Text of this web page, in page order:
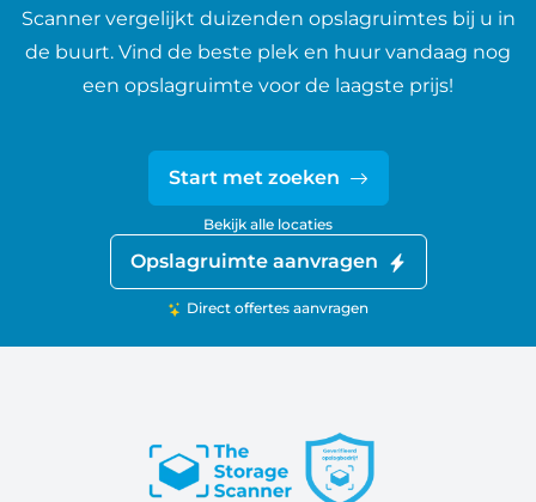
Scanner vergelijkt duizenden opslagruimtes bij u in
de buurt. Vind de beste plek en huur vandaag nog
een opslagruimte voor de laagste prijs!
Start met zoeken
Bekijk alle locaties
Opslagruimte aanvragen
Direct offertes aanvragen